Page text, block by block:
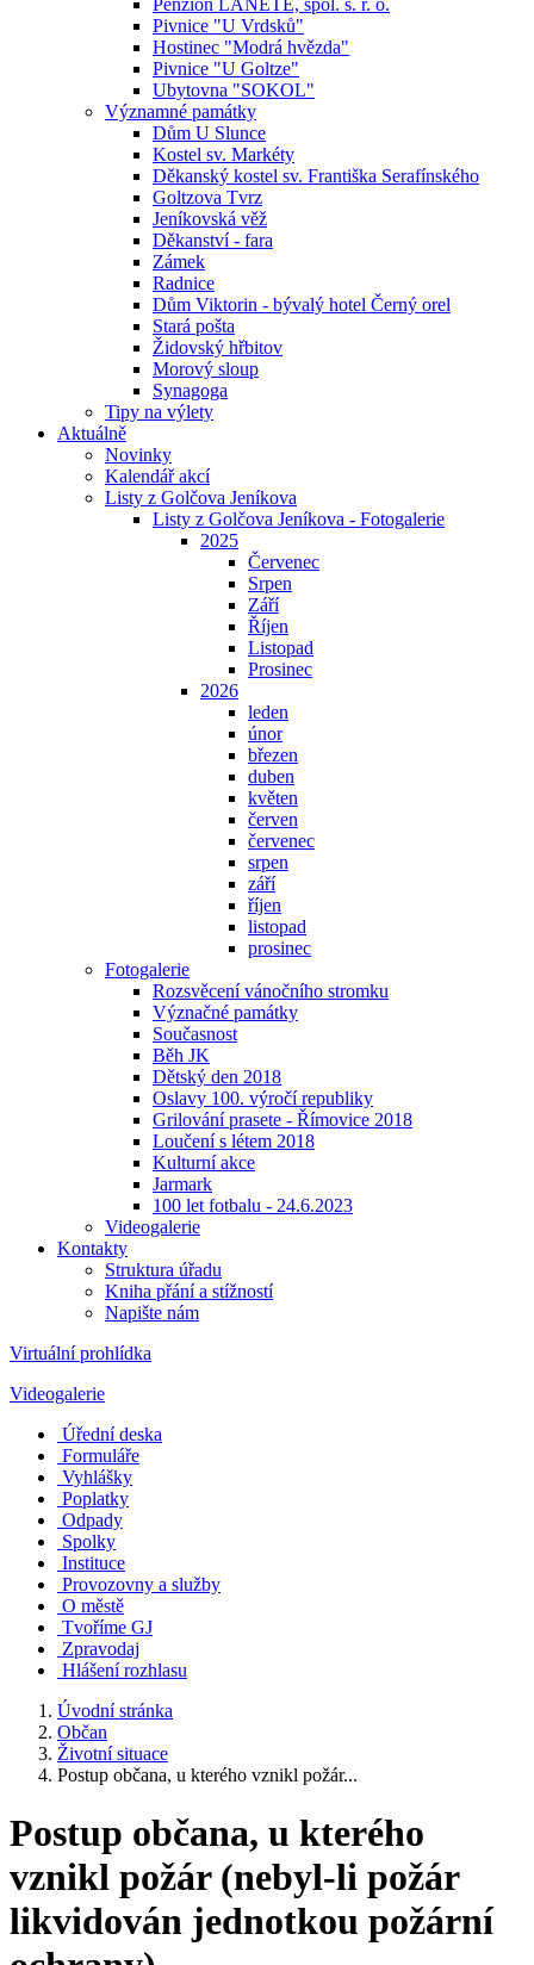
Penzion LANETE, spol. s. r. o.
Pivnice "U Vrdsků"
Hostinec "Modrá hvězda"
Pivnice "U Goltze"
Ubytovna "SOKOL"
Významné památky
Dům U Slunce
Kostel sv. Markéty
Děkanský kostel sv. Františka Serafínského
Goltzova Tvrz
Jeníkovská věž
Děkanství - fara
Zámek
Radnice
Dům Viktorin - bývalý hotel Černý orel
Stará pošta
Židovský hřbitov
Morový sloup
Synagoga
Tipy na výlety
Aktuálně
Novinky
Kalendář akcí
Listy z Golčova Jeníkova
Listy z Golčova Jeníkova - Fotogalerie
2025
Červenec
Srpen
Září
Říjen
Listopad
Prosinec
2026
leden
únor
březen
duben
květen
červen
červenec
srpen
září
říjen
listopad
prosinec
Fotogalerie
Rozsvěcení vánočního stromku
Význačné památky
Současnost
Běh JK
Dětský den 2018
Oslavy 100. výročí republiky
Grilování prasete - Římovice 2018
Loučení s létem 2018
Kulturní akce
Jarmark
100 let fotbalu - 24.6.2023
Videogalerie
Kontakty
Struktura úřadu
Kniha přání a stížností
Napište nám
Virtuální prohlídka
Videogalerie
Úřední deska
Formuláře
Vyhlášky
Poplatky
Odpady
Spolky
Instituce
Provozovny a služby
O městě
Tvoříme GJ
Zpravodaj
Hlášení rozhlasu
Úvodní stránka
Občan
Životní situace
Postup občana, u kterého vznikl požár...
Postup občana, u kterého
vznikl požár (nebyl-li požár
likvidován jednotkou požární